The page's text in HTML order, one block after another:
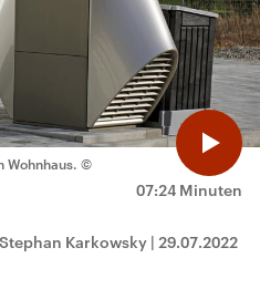
07:24 Minuten
Wohnhaus. ©
Karkowsky | 29.07.2022